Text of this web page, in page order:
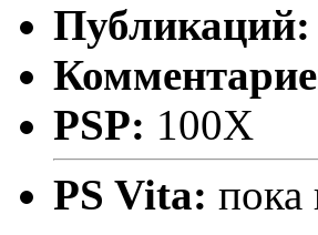
Публикаций:
PSP: 100X
PS Vita: пока